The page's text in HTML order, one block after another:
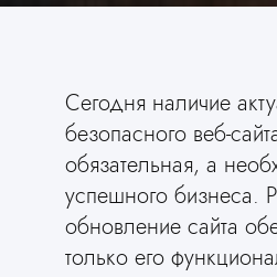
Сегодня наличие
безопасного веб-
обязательная, а
успешного бизнеса.
обновление сайта
только его